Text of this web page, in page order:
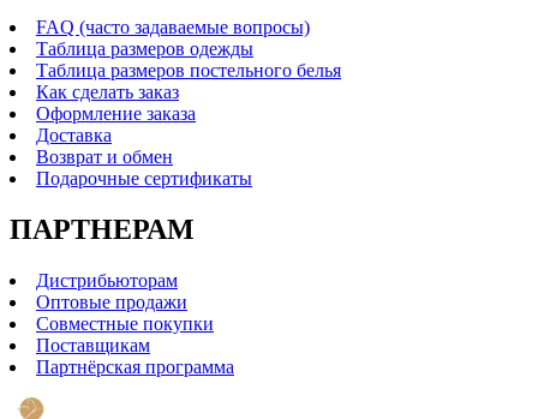
FAQ (часто задаваемые вопросы)
Таблица размеров одежды
Таблица размеров постельного белья
Как сделать заказ
Оформление заказа
Доставка
Возврат и обмен
Подарочные сертификаты
ПАРТНЕРАМ
Дистрибьюторам
Оптовые продажи
Совместные покупки
Поставщикам
Партнёрская программа